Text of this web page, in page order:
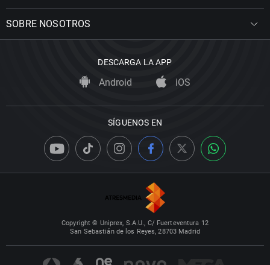
SOBRE NOSOTROS
DESCARGA LA APP
Android iOS
SÍGUENOS EN
Copyright © Uniprex, S.A.U., C/ Fuerteventura 12
San Sebastián de los Reyes, 28703 Madrid